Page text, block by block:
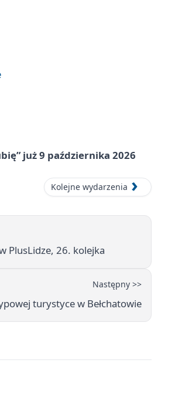
już 9 października 2026
Kolejne wydarzenia
PlusLidze, 26. kolejka
Następny >>
turystyce w Bełchatowie